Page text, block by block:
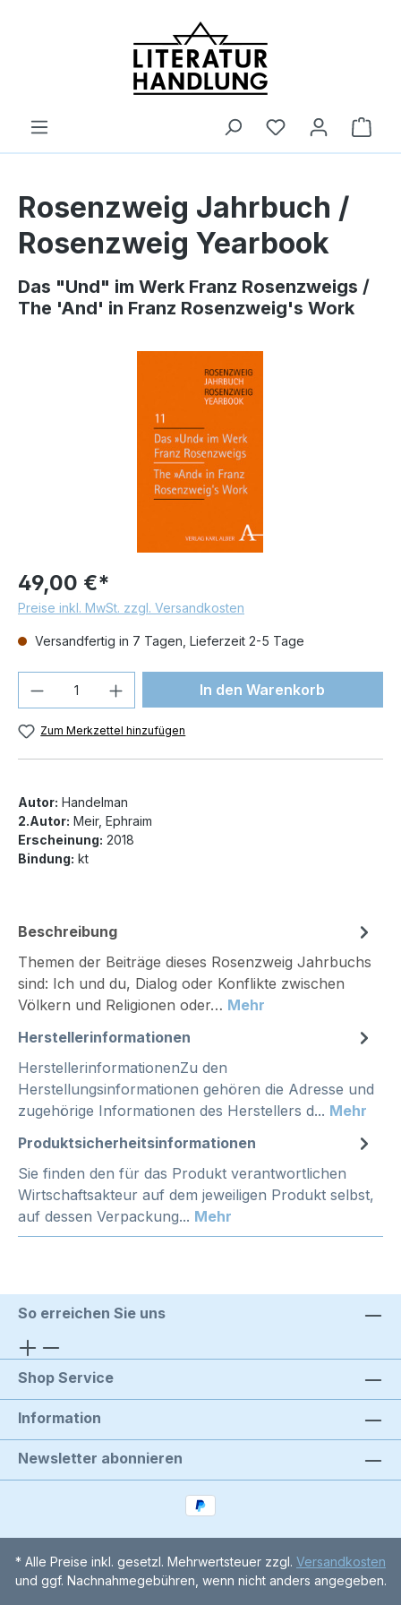
Rosenzweig Jahrbuch /
Rosenzweig Yearbook
Das "Und" im Werk Franz Rosenzweigs /
The 'And' in Franz Rosenzweig's Work
49,00 €*
Preise inkl. MwSt. zzgl. Versandkosten
Versandfertig in 7 Tagen, Lieferzeit 2-5 Tage
Produkt Anzahl: Gib denIn den Warenkorb
Zum Merkzettel hinzufügen
Autor: Handelman
2.Autor: Meir, Ephraim
Erscheinung: 2018
Bindung: kt
Beschreibung
Themen der Beiträge dieses Rosenzweig Jahrbuchs
sind: Ich und du, Dialog oder Konflikte zwischen
Völkern und Religionen oder… Mehr
Herstellerinformationen
HerstellerinformationenZu den
Herstellungsinformationen gehören die Adresse und
zugehörige Informationen des Herstellers d... Mehr
Produktsicherheitsinformationen
Sie finden den für das Produkt verantwortlichen
Wirtschaftsakteur auf dem jeweiligen Produkt selbst,
auf dessen Verpackung... Mehr
So erreichen Sie uns
Shop Service
Information
Newsletter abonnieren
* Alle Preise inkl. gesetzl. Mehrwertsteuer zzgl. Versandkosten
und ggf. Nachnahmegebühren, wenn nicht anders angegeben.